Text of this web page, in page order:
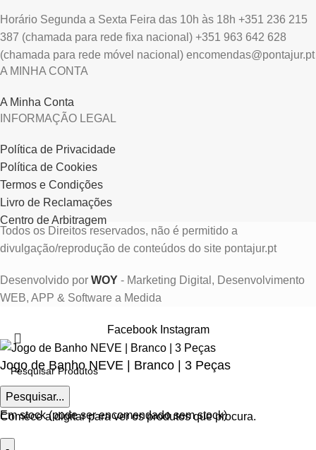
Horário Segunda a Sexta Feira das 10h às 18h +351 236 215
387 (chamada para rede fixa nacional) +351 963 642 628
(chamada para rede móvel nacional) encomendas@pontajur.pt
A MINHA CONTA
A Minha Conta
INFORMAÇÃO LEGAL
Política de Privacidade
Política de Cookies
Termos e Condições
Livro de Reclamações
Centro de Arbitragem
Todos os Direitos reservados, não é permitido a
divulgação/reprodução de conteúdos do site pontajur.pt
Desenvolvido por WOY - Marketing Digital, Desenvolvimento
WEB, APP & Software a Medida
Pesquisar...
Comece a digitar para ver os produtos que procura.
Facebook Instagram
Jogo de Banho NEVE | Branco | 3 Peças
43.50
Em stock (pode ser encomendado sem stock)